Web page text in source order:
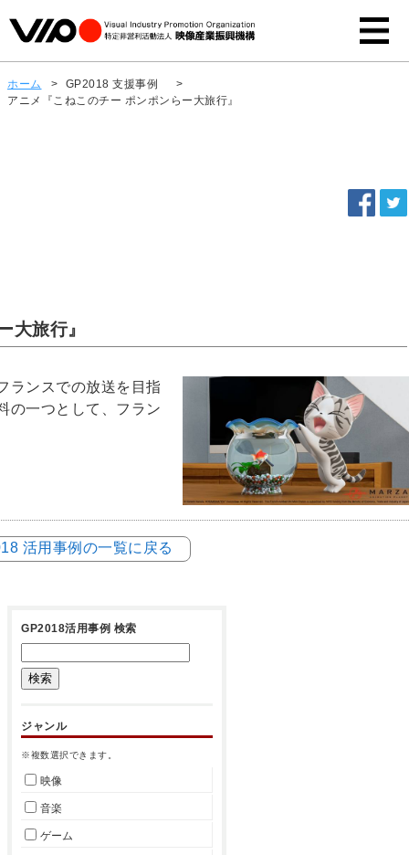
ホーム > GP2018 支援事例
>
アニメ『こねこのチー ポンポンらー大旅行』
大旅行』
ランスでの放送を目指
の一つとして、フラン
活用事例の一覧に戻る
GP2018活用事例 検索
ジャンル
※複数選択できます。
映像
音楽
ゲーム